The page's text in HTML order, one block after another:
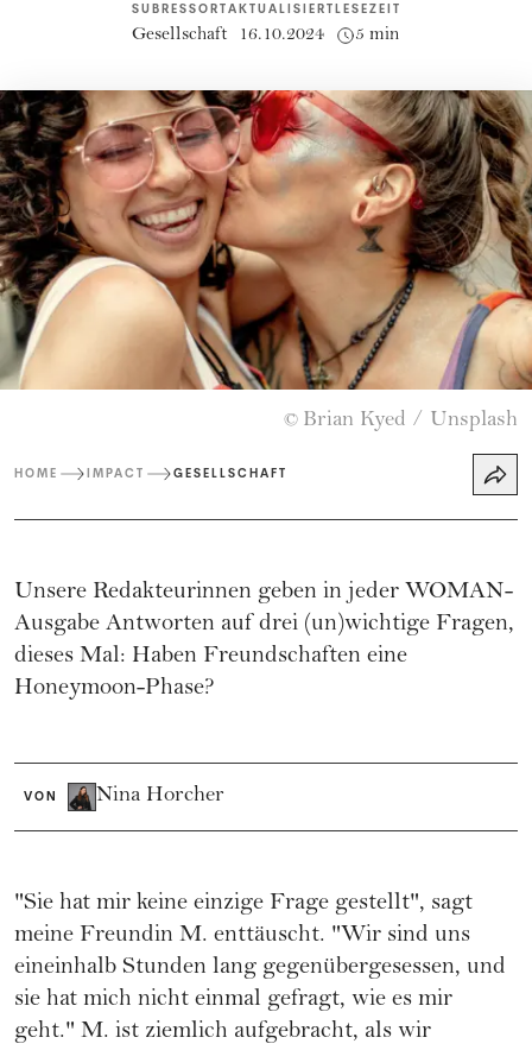
SUBRESSORT
Gesellschaft
AKTUALISIERT
16.10.2024
LESEZEIT
5 min
© Brian Kyed / Unsplash
HOME IMPACT GESELLSCHAFT
Unsere Redakteurinnen geben in jeder WOMAN-
Ausgabe Antworten auf drei (un)wichtige Fragen,
dieses Mal: Haben Freundschaften eine
Honeymoon-Phase?
VON Nina Horcher
"Sie hat mir keine einzige Frage gestellt", sagt
meine Freundin M. enttäuscht. "Wir sind uns
eineinhalb Stunden lang gegenübergesessen, und
sie hat mich nicht einmal gefragt, wie es mir
geht." M. ist ziemlich aufgebracht, als wir